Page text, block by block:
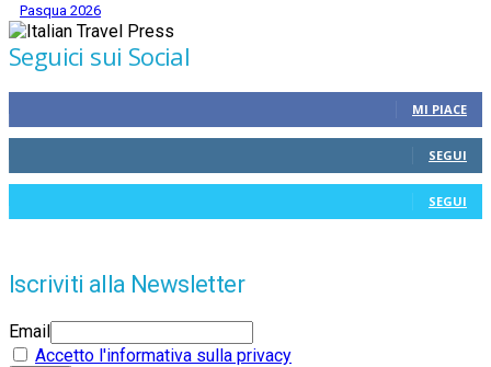
Pasqua 2026
Seguici sui Social
MI PIACE
SEGUI
SEGUI
Iscriviti alla Newsletter
Email
Accetto l'informativa sulla privacy